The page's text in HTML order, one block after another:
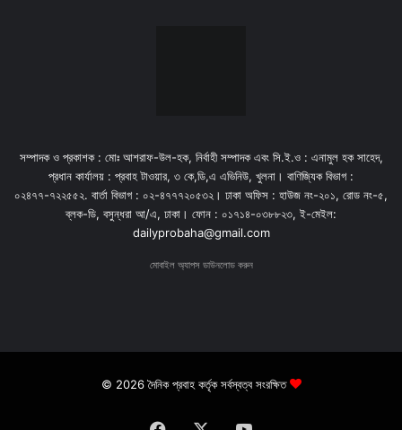
সম্পাদক ও প্রকাশক : মোঃ আশরাফ-উল-হক, নির্বাহী সম্পাদক এবং সি.ই.ও : এনামুল হক সাহেদ,
প্রধান কার্যালয় : প্রবাহ টাওয়ার, ৩ কে,ডি,এ এভিনিউ, খুলনা। বাণিজ্যিক বিভাগ :
০২৪৭৭-৭২২৫৫২. বার্তা বিভাগ : ০২-৪৭৭৭২০৫৩২। ঢাকা অফিস : হাউজ নং-২০১, রোড নং-৫,
ব্লক-ডি, বসুন্ধরা আ/এ, ঢাকা। ফোন : ০১৭১৪-০৩৮৮২৩, ই-মেইল:
dailyprobaha@gmail.com
মোবাইল অ্যাপস ডাউনলোড করুন
© 2026 দৈনিক প্রবাহ কর্তৃক সর্বস্বত্ব সংরক্ষিত